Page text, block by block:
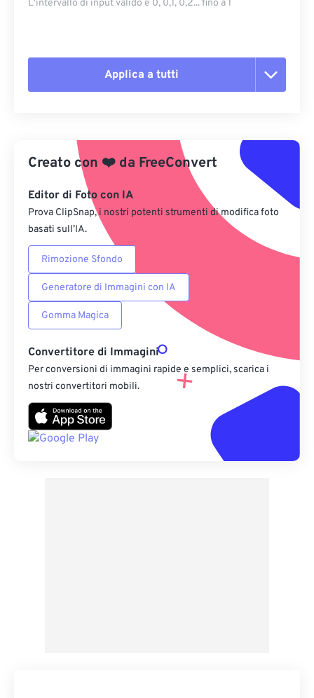
L'intervallo di input valido è 0, 0,1, 0,2... fino a 1
Applica a tutti
Applica da preimpostazione
Salva come predefinito
Creato con ❤️ da FreeConvert
Editor di Foto con IA
Prova ClipSnap, i nostri potenti strumenti di modifica foto
basati sull’IA.
Rimozione Sfondo
Generatore di Immagini con IA
Gomma Magica
Convertitore di Immagini
Per conversioni di immagini rapide e semplici, scarica i
nostri convertitori mobili.